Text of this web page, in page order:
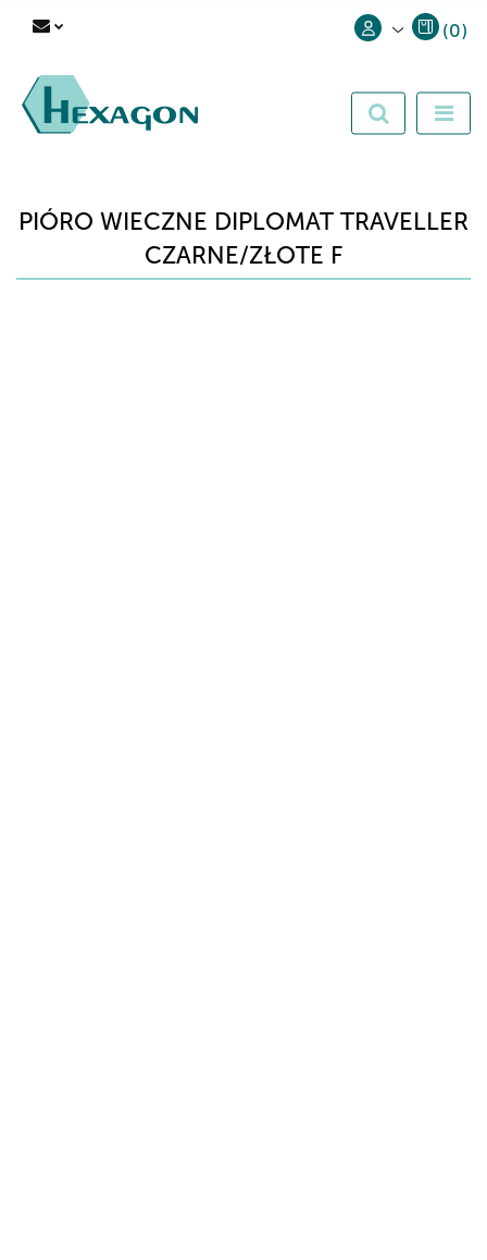
Zarejestruj się
(0)
PIÓRO WIECZNE DIPLOMAT TRAVELLER
CZARNE/ZŁOTE F